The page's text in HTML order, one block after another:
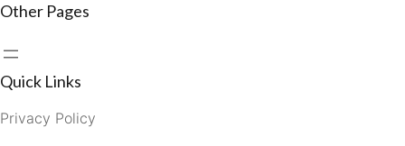
Other Pages
Quick Links
Privacy Policy